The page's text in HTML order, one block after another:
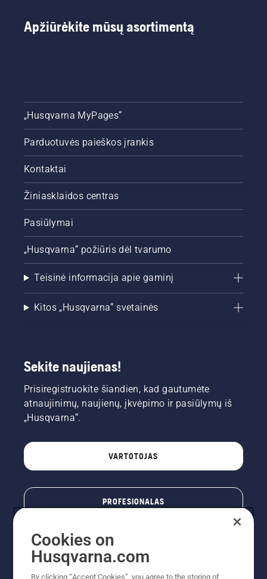
Apžiūrėkite mūsų asortimentą
„Husqvarna MyPages“
Parduotuvės paieškos įrankis
Kontaktai
Žiniasklaidos centras
Pasiūlymai
„Husqvarna“ požiūris dėl tvarumo
Teisinė informacija apie gaminį
Kitos „Husqvarna“ svetainės
Sekite naujienas!
Prisiregistruokite šiandien, kad gautumėte
atnaujinimų, naujienų, įkvėpimo ir pasiūlymų iš
„Husqvarna“.
VARTOTOJAS
PROFESIONALAS
Cookies on
Husqvarna.com
By clicking “Accept Cookies”, you agree to the storing of